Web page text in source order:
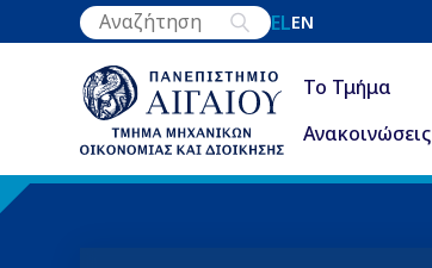
Παράκαμψη
προς
περιεχόμενο
ELEN
Το Τμήμα
Ανακοινώσεις